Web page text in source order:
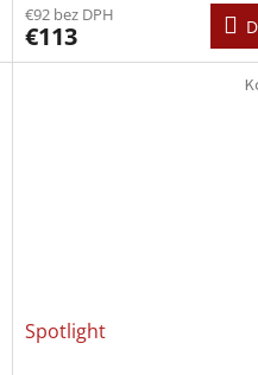
€92 bez DPH
€113
Spotlight